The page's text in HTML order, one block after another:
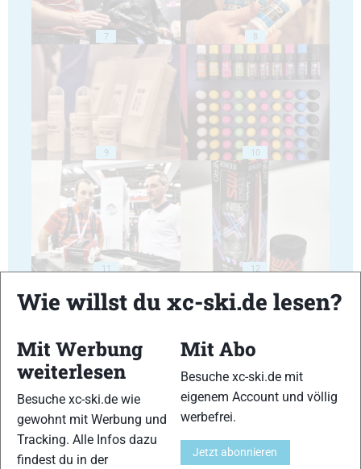
7 8
9 10
11 12
14
Wie willst du xc-ski.de lesen?
Mit Werbung
weiterlesen
Besuche xc-ski.de wie
gewohnt mit Werbung und
Tracking. Alle Infos dazu
findest du in der
Mit Abo
Besuche xc-ski.de mit
eigenem Account und völlig
werbefrei.
Jetzt abonnieren